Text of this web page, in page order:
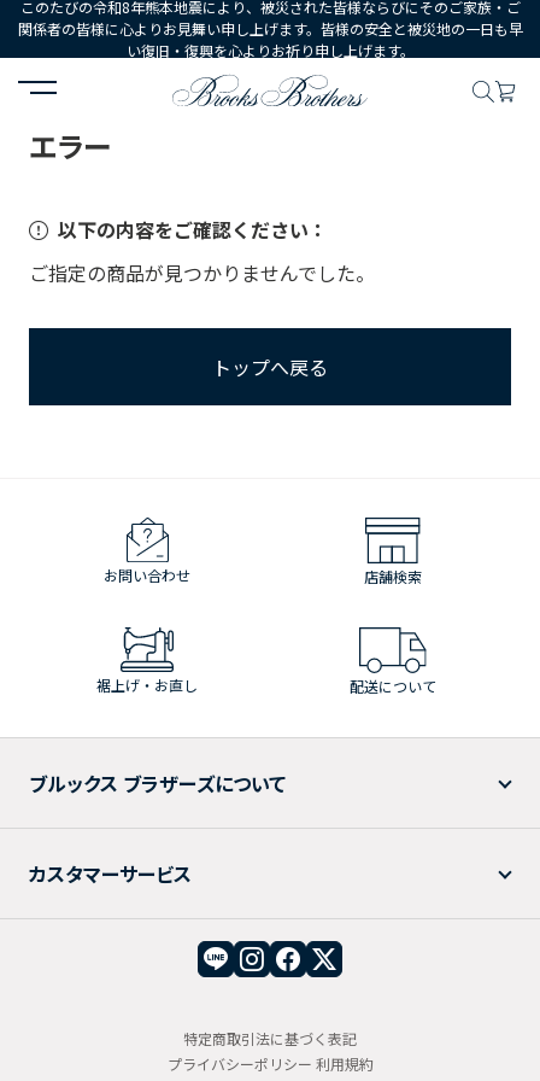
このたびの令和8年熊本地震により、被災された皆様ならびにそのご家族・ご
関係者の皆様に心よりお見舞い申し上げます。皆様の安全と被災地の一日も早
い復旧・復興を心よりお祈り申し上げます。
HOME
エラー
以下の内容をご確認ください：
ご指定の商品が見つかりませんでした。
トップへ戻る
お問い合わせ 店舗検索
裾上げ・お直し 配送について
ブルックス ブラザーズについて
カスタマーサービス
特定商取引法に基づく表記
プライバシーポリシー 利用規約